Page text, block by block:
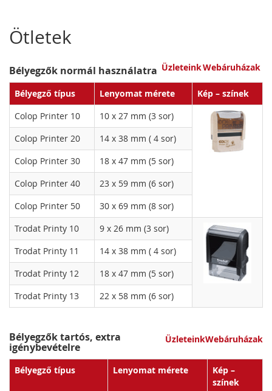
Ötletek
Bélyegzők normál használatra ÜzleteinkWebáruházak
Bélyegző típus Lenyomat mérete
Kép – színek
Colop Printer 10
10 x 27 mm (3 sor)
Colop Printer 20
14 x 38 mm ( 4 sor)
Colop Printer 30
18 x 47 mm (5 sor)
Colop Printer 40
23 x 59 mm (6 sor)
Colop Printer 50
30 x 69 mm (8 sor)
Trodat Printy 10
9 x 26 mm (3 sor)
Trodat Printy 11
14 x 38 mm ( 4 sor)
Trodat Printy 12
18 x 47 mm (5 sor)
Trodat Printy 13
22 x 58 mm (6 sor)
Bélyegzők tartós, extra
igénybevételre
ÜzleteinkWebáruházak
Bélyegző típus Lenyomat mérete
Kép –
színek